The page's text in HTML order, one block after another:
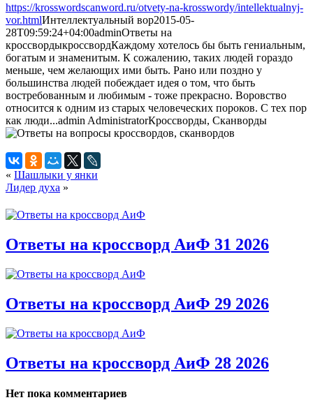
https://krosswordscanword.ru/otvety-na-krosswordy/intellektualnyj-
vor.htmlИнтеллектуальный вор2015-05-
28T09:59:24+04:00adminОтветы на
кроссвордыкроссвордКаждому хотелось бы быть гениальным,
богатым и знаменитым. К сожалению, таких людей гораздо
меньше, чем желающих ими быть. Рано или поздно у
большинства людей побеждает идея о том, что быть
востребованным и любимым - тоже прекрасно. Воровство
относится к одним из старых человеческих пороков. С тех пор
как люди...admin AdministratorКроссворды, Сканворды
« Шашлыки у янки
Лидер духа »
Ответы на кроссворд АиФ 31 2026
Ответы на кроссворд АиФ 29 2026
Ответы на кроссворд АиФ 28 2026
Нет пока комментариев